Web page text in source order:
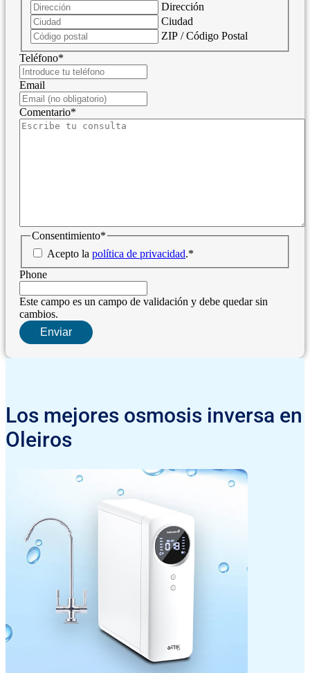
Dirección
Ciudad
ZIP / Código Postal
Teléfono*
Email
Comentario*
Consentimiento*
Acepto la política de privacidad.*
Phone
Este campo es un campo de validación y debe quedar sin
cambios.
Los mejores osmosis inversa en
Oleiros